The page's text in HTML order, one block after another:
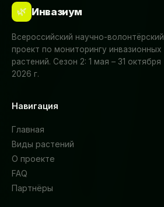
🌿 Инвазиум
Всероссийский научно-волонтёрский
проект по мониторингу инвазионных
растений. Сезон 2: 1 мая – 31 октября
2026 г.
Навигация
Главная
Виды растений
О проекте
FAQ
Партнёры